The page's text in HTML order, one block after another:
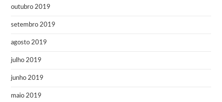
outubro 2019
setembro 2019
agosto 2019
julho 2019
junho 2019
maio 2019